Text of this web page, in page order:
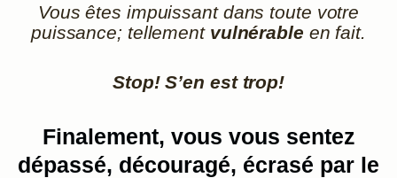
Vous êtes impuissant dans toute votre
puissance; tellement vulnérable en fait.
Stop! S’en est trop!
Finalement, vous vous sentez
dépassé, découragé, écrasé par le